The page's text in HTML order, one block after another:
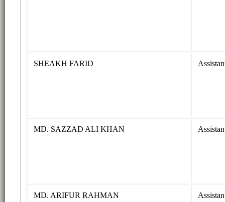
SHEAKH FARID
MD. SAZZAD ALI KHAN
MD. ARIFUR RAHMAN